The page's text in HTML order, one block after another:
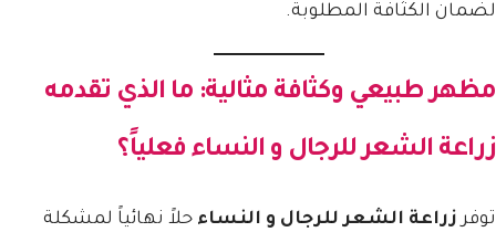
لضمان الكثافة المطلوبة.
مظهر طبيعي وكثافة مثالية: ما الذي تقدمه
زراعة الشعر للرجال و النساء فعلياً؟
توفر زراعة الشعر للرجال و النساء حلاً نهائياً لمشكلة